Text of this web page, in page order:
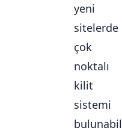
yeni
sitelerde
çok
noktalı
kilit
sistemi